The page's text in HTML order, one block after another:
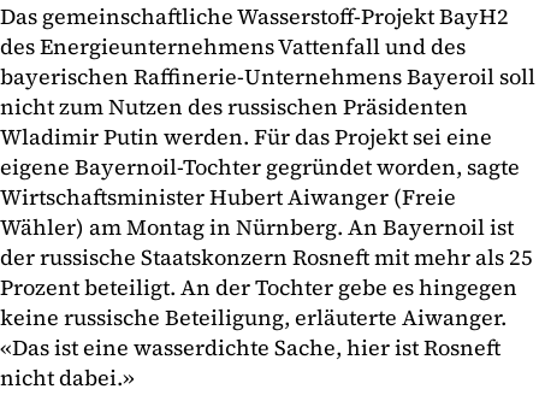
Das gemeinschaftliche Wasserstoff-Projekt BayH2
des Energieunternehmens Vattenfall und des
bayerischen Raffinerie-Unternehmens Bayeroil soll
nicht zum Nutzen des russischen Präsidenten
Wladimir Putin werden. Für das Projekt sei eine
eigene Bayernoil-Tochter gegründet worden, sagte
Wirtschaftsminister Hubert Aiwanger (Freie
Wähler) am Montag in Nürnberg. An Bayernoil ist
der russische Staatskonzern Rosneft mit mehr als 25
Prozent beteiligt. An der Tochter gebe es hingegen
keine russische Beteiligung, erläuterte Aiwanger.
«Das ist eine wasserdichte Sache, hier ist Rosneft
nicht dabei.»